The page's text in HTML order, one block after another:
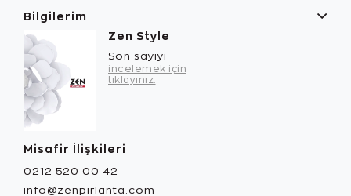
Bilgilerim
Zen Style
Son sayıyı
incelemek için
tıklayınız.
Misafir İlişkileri
0212 520 00 42
info@zenpirlanta.com